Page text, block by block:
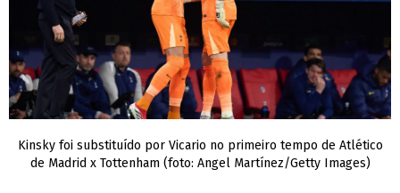
Kinsky foi substituído por Vicario no primeiro tempo de Atlético
de Madrid x Tottenham (foto: Angel Martínez/Getty Images)